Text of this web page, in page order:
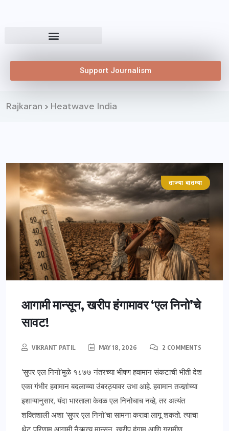
Support Journalism
Rajkaran > Heatwave India
महाराष्ट्र
ताज्या बातम्या
आगामी मान्सून, खरीप हंगामावर ‘एल निनो’चे
सावट!
VIKRANT PATIL MAY 18, 2026 2 COMMENTS
‘सुपर एल निनो’मुळे १८७७ नंतरच्या भीषण हवामान संकटाची भीती देश
एका गंभीर हवामान बदलाच्या उंबरठ्यावर उभा आहे. हवामान तज्ज्ञांच्या
इशाऱ्यानुसार, यंदा भारताला केवळ एल निनोचाच नव्हे, तर अत्यंत
शक्तिशाली अशा ‘सुपर एल निनो’चा सामना करावा लागू शकतो. त्याचा